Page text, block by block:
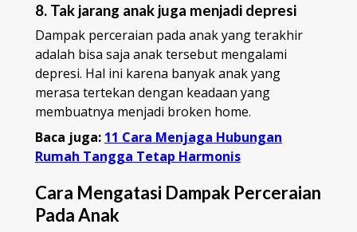
8. Tak jarang anak juga menjadi depresi
Dampak perceraian pada anak yang terakhir
adalah bisa saja anak tersebut mengalami
depresi. Hal ini karena banyak anak yang
merasa tertekan dengan keadaan yang
membuatnya menjadi broken home.
Baca juga: 11 Cara Menjaga Hubungan
Rumah Tangga Tetap Harmonis
Cara Mengatasi Dampak Perceraian
Pada Anak